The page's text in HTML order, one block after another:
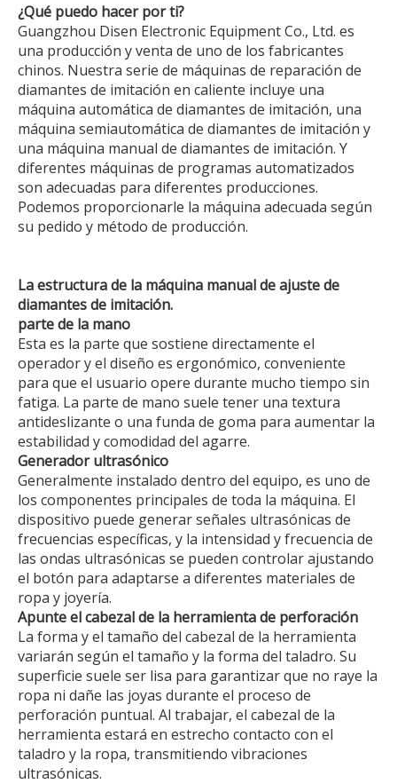
¿Qué puedo hacer por ti?
Guangzhou Disen Electronic Equipment Co., Ltd. es
una producción y venta de uno de los fabricantes
chinos. Nuestra serie de máquinas de reparación de
diamantes de imitación en caliente incluye una
máquina automática de diamantes de imitación, una
máquina semiautomática de diamantes de imitación y
una máquina manual de diamantes de imitación. Y
diferentes máquinas de programas automatizados
son adecuadas para diferentes producciones.
Podemos proporcionarle la máquina adecuada según
su pedido y método de producción.
La estructura de la máquina manual de ajuste de
diamantes de imitación.
parte de la mano
Esta es la parte que sostiene directamente el
operador y el diseño es ergonómico, conveniente
para que el usuario opere durante mucho tiempo sin
fatiga. La parte de mano suele tener una textura
antideslizante o una funda de goma para aumentar la
estabilidad y comodidad del agarre.
Generador ultrasónico
Generalmente instalado dentro del equipo, es uno de
los componentes principales de toda la máquina. El
dispositivo puede generar señales ultrasónicas de
frecuencias específicas, y la intensidad y frecuencia de
las ondas ultrasónicas se pueden controlar ajustando
el botón para adaptarse a diferentes materiales de
ropa y joyería.
Apunte el cabezal de la herramienta de perforación
La forma y el tamaño del cabezal de la herramienta
variarán según el tamaño y la forma del taladro. Su
superficie suele ser lisa para garantizar que no raye la
ropa ni dañe las joyas durante el proceso de
perforación puntual. Al trabajar, el cabezal de la
herramienta estará en estrecho contacto con el
taladro y la ropa, transmitiendo vibraciones
ultrasónicas.